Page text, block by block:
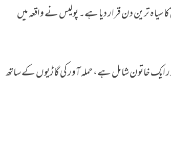
سیاہ ترین دن قرار دیا ہے۔ پولیس نے واقعہ میں
بش کے مطابق حراست میں لیے گئے افراد میں 3 مرد اور ایک خاتون شامل ہے، حملہ آور کی گاڑیوں کے ساتھ